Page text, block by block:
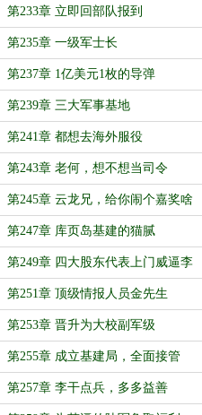
第233章 立即回部队报到
第235章 一级军士长
第237章 1亿美元1枚的导弹
第239章 三大军事基地
第241章 都想去海外服役
第243章 老何，想不想当司令
第245章 云龙兄，给你闹个嘉奖啥
的
第247章 库页岛基建的猫腻
第249章 四大股东代表上门威逼李
干
第251章 顶级情报人员金先生
第253章 晋升为大校副军级
第255章 成立基建局，全面接管
第257章 李干点兵，多多益善